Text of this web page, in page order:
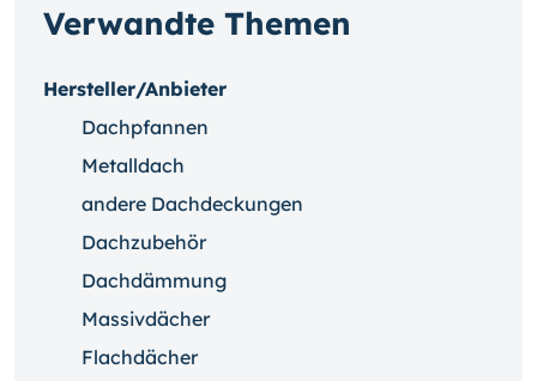
Verwandte Themen
Hersteller/Anbieter
Dachpfannen
Metalldach
andere Dachdeckungen
Dachzubehör
Dachdämmung
Massivdächer
Flachdächer